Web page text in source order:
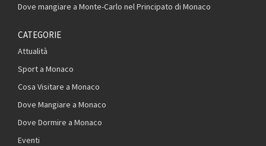
Dove mangiare a Monte-Carlo nel Principato di Monaco
CATEGORIE
Attualità
Sport a Monaco
Cosa Visitare a Monaco
Dove Mangiare a Monaco
Dove Dormire a Monaco
Eventi